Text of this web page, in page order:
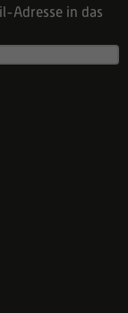
Adresse in das